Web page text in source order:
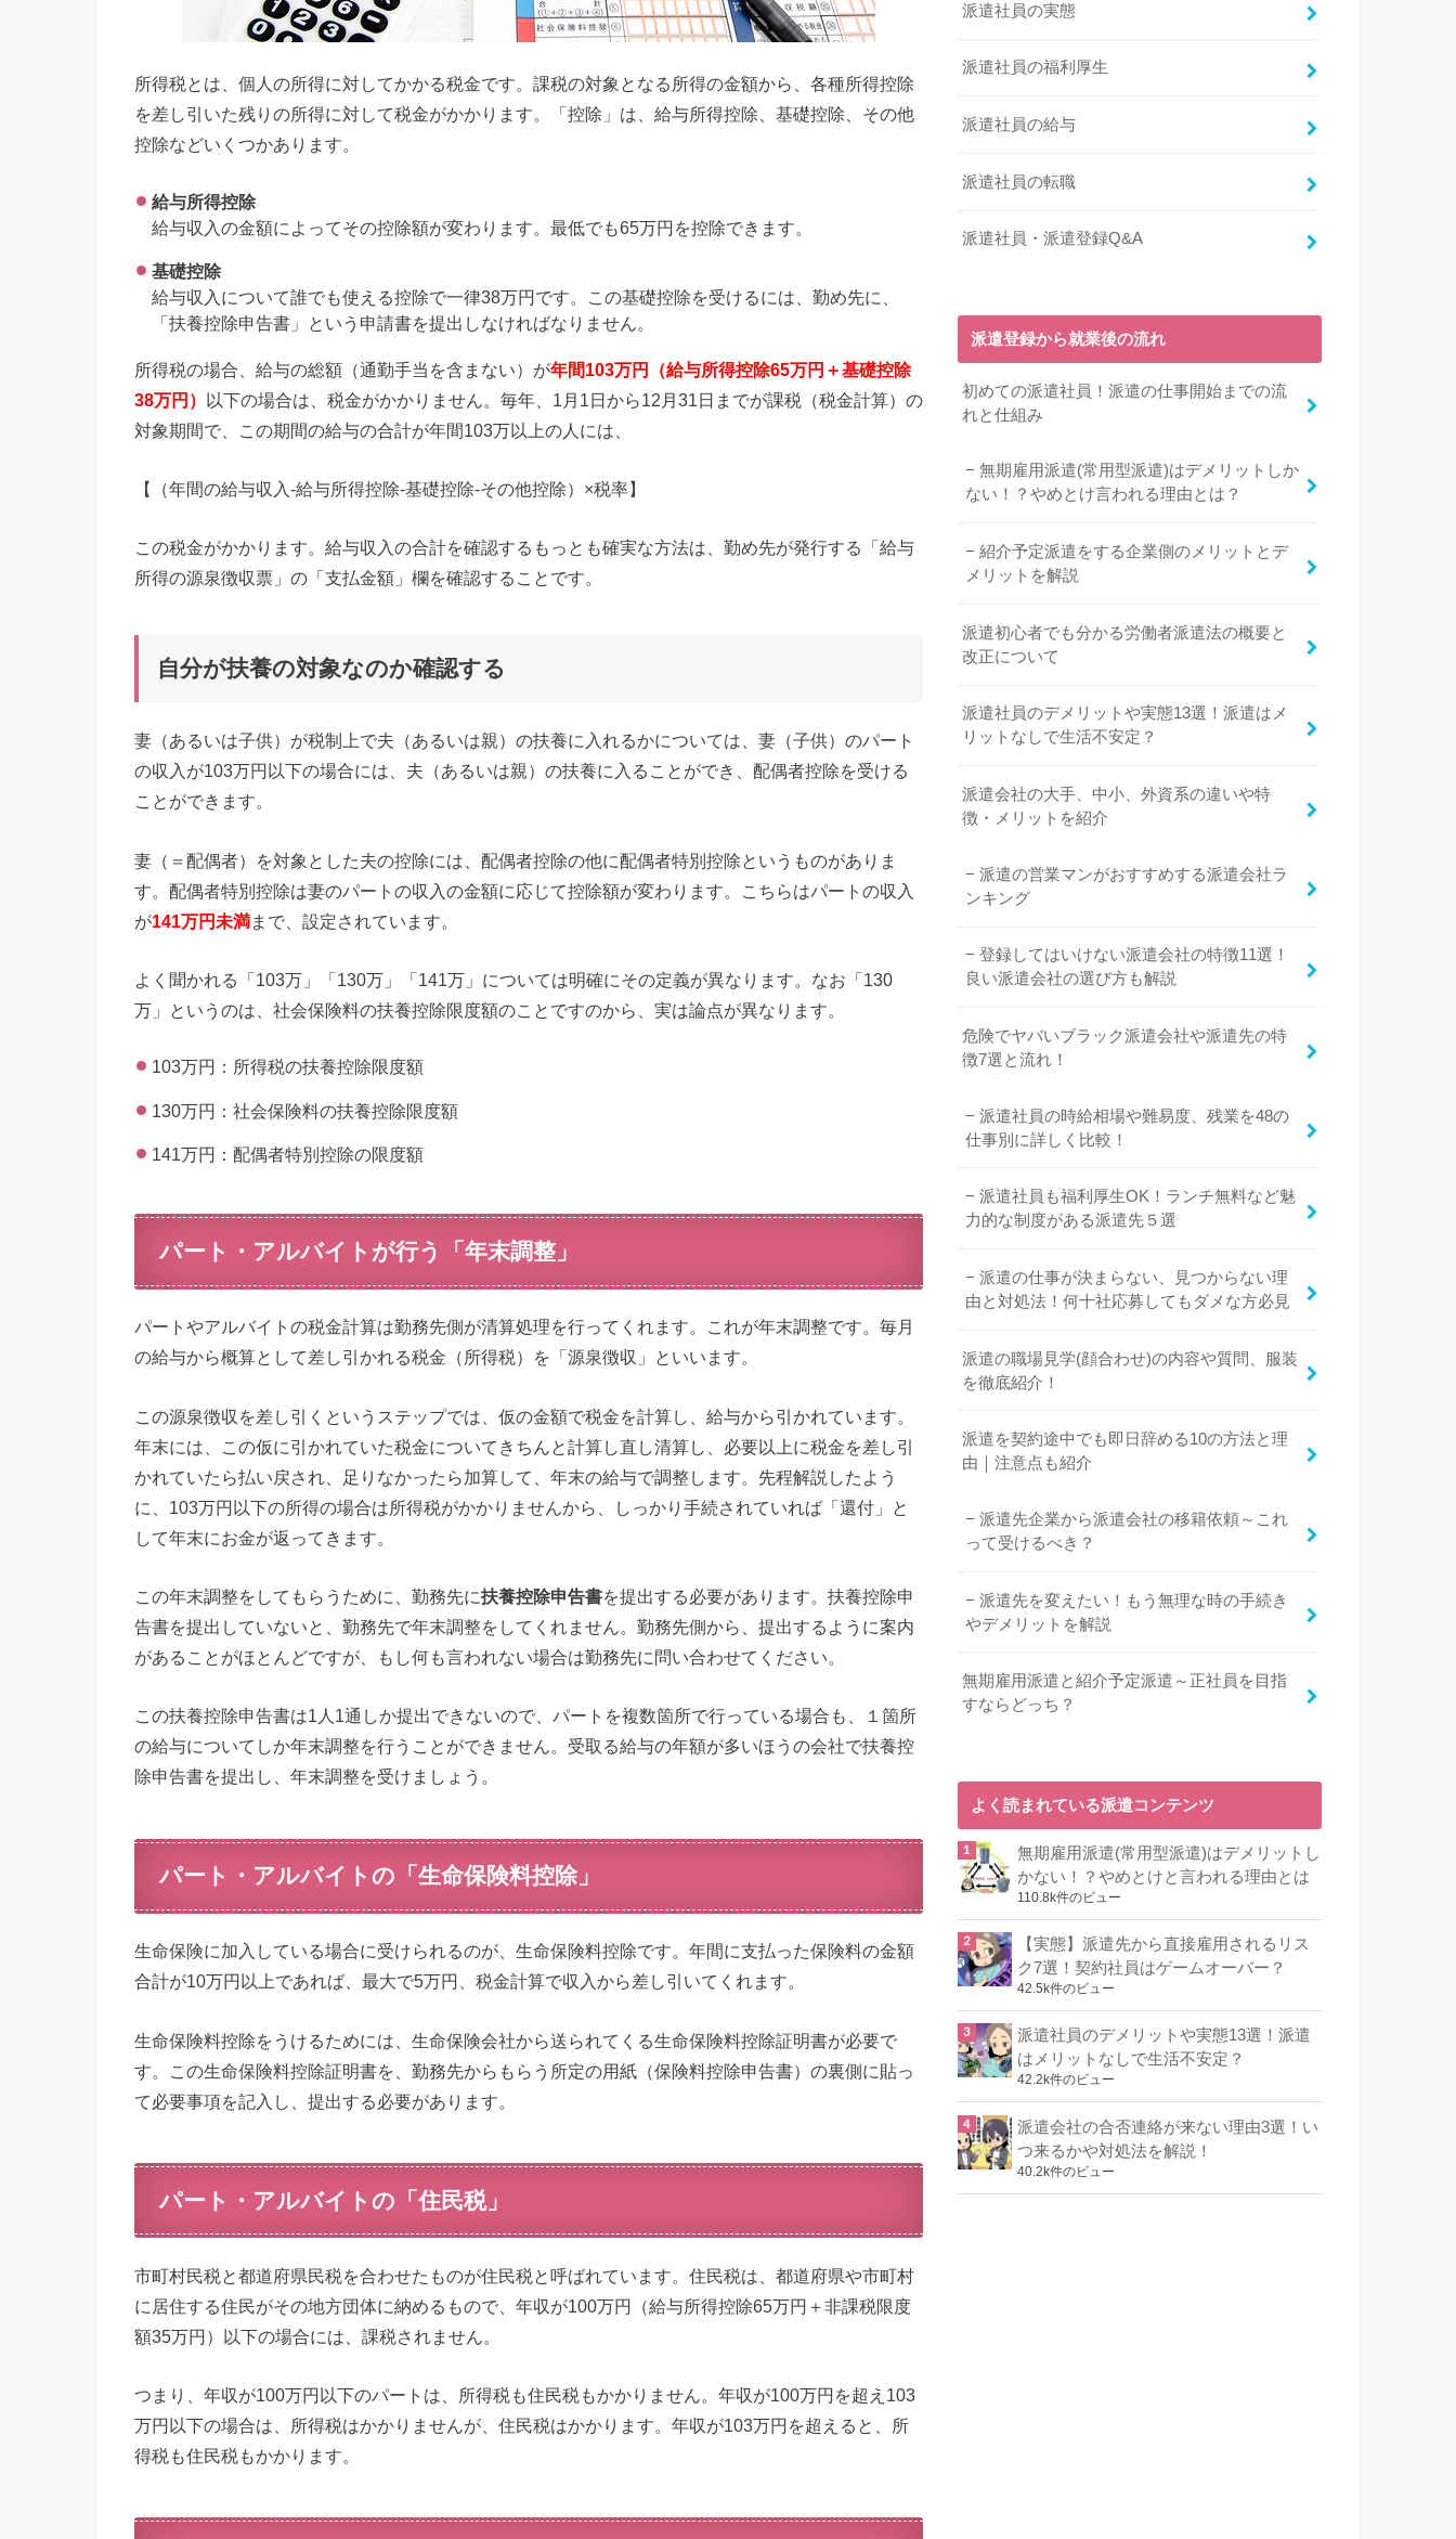
所得税とは、個人の所得に対してかかる税金です。課税の対象となる所得の金額から、各種所得控除
を差し引いた残りの所得に対して税金がかかります。「控除」は、給与所得控除、基礎控除、その他
控除などいくつかあります。
給与所得控除
給与収入の金額によってその控除額が変わります。最低でも65万円を控除できます。
基礎控除
給与収入について誰でも使える控除で一律38万円です。この基礎控除を受けるには、勤め先に、
「扶養控除申告書」という申請書を提出しなければなりません。
所得税の場合、給与の総額（通勤手当を含まない）が年間103万円（給与所得控除65万円＋基礎控除
38万円） 以下の場合は、税金がかかりません。毎年、1月1日から12月31日までが課税（税金計算）の
対象期間で、この期間の給与の合計が年間103万以上の人には、
【（年間の給与収入-給与所得控除-基礎控除-その他控除）×税率】
この税金がかかります。給与収入の合計を確認するもっとも確実な方法は、勤め先が発行する「給与
所得の源泉徴収票」の「支払金額」欄を確認することです。
自分が扶養の対象なのか確認する
妻（あるいは子供）が税制上で夫（あるいは親）の扶養に入れるかについては、妻（子供）のパート
の収入が103万円以下の場合には、夫（あるいは親）の扶養に入ることができ、配偶者控除を受ける
ことができます。
妻（＝配偶者）を対象とした夫の控除には、配偶者控除の他に配偶者特別控除というものがありま
す。配偶者特別控除は妻のパートの収入の金額に応じて控除額が変わります。こちらはパートの収入
が141万円未満まで、設定されています。
よく聞かれる「103万」「130万」「141万」については明確にその定義が異なります。なお「130
万」というのは、社会保険料の扶養控除限度額のことですのから、実は論点が異なります。
103万円：所得税の扶養控除限度額
130万円：社会保険料の扶養控除限度額
141万円：配偶者特別控除の限度額
パート・アルバイトが行う「年末調整」
パートやアルバイトの税金計算は勤務先側が清算処理を行ってくれます。これが年末調整です。毎月
の給与から概算として差し引かれる税金（所得税）を「源泉徴収」といいます。
この源泉徴収を差し引くというステップでは、仮の金額で税金を計算し、給与から引かれています。
年末には、この仮に引かれていた税金についてきちんと計算し直し清算し、必要以上に税金を差し引
かれていたら払い戻され、足りなかったら加算して、年末の給与で調整します。先程解説したよう
に、103万円以下の所得の場合は所得税がかかりませんから、しっかり手続されていれば「還付」と
して年末にお金が返ってきます。
この年末調整をしてもらうために、勤務先に扶養控除申告書を提出する必要があります。扶養控除申
告書を提出していないと、勤務先で年末調整をしてくれません。勤務先側から、提出するように案内
があることがほとんどですが、もし何も言われない場合は勤務先に問い合わせてください。
この扶養控除申告書は1人1通しか提出できないので、パートを複数箇所で行っている場合も、１箇所
の給与についてしか年末調整を行うことができません。受取る給与の年額が多いほうの会社で扶養控
除申告書を提出し、年末調整を受けましょう。
パート・アルバイトの「生命保険料控除」
生命保険に加入している場合に受けられるのが、生命保険料控除です。年間に支払った保険料の金額
合計が10万円以上であれば、最大で5万円、税金計算で収入から差し引いてくれます。
生命保険料控除をうけるためには、生命保険会社から送られてくる生命保険料控除証明書が必要で
す。この生命保険料控除証明書を、勤務先からもらう所定の用紙（保険料控除申告書）の裏側に貼っ
て必要事項を記入し、提出する必要があります。
パート・アルバイトの「住民税」
市町村民税と都道府県民税を合わせたものが住民税と呼ばれています。住民税は、都道府県や市町村
に居住する住民がその地方団体に納めるもので、年収が100万円（給与所得控除65万円＋非課税限度
額35万円）以下の場合には、課税されません。
つまり、年収が100万円以下のパートは、所得税も住民税もかかりません。年収が100万円を超え103
万円以下の場合は、所得税はかかりませんが、住民税はかかります。年収が103万円を超えると、所
得税も住民税もかかります。
派遣社員の実態
派遣社員の福利厚生
派遣社員の給与
派遣社員の転職
派遣社員・派遣登録Q&A
派遣登録から就業後の流れ
初めての派遣社員！派遣の仕事開始までの流
れと仕組み
無期雇用派遣(常用型派遣)はデメリットしか
ない！？やめとけ言われる理由とは？
紹介予定派遣をする企業側のメリットとデ
メリットを解説
派遣初心者でも分かる労働者派遣法の概要と
改正について
派遣社員のデメリットや実態13選！派遣はメ
リットなしで生活不安定？
派遣会社の大手、中小、外資系の違いや特
徴・メリットを紹介
派遣の営業マンがおすすめする派遣会社ラ
ンキング
登録してはいけない派遣会社の特徴11選！
良い派遣会社の選び方も解説
危険でヤバいブラック派遣会社や派遣先の特
徴7選と流れ！
派遣社員の時給相場や難易度、残業を48の
仕事別に詳しく比較！
派遣社員も福利厚生OK！ランチ無料など魅
力的な制度がある派遣先５選
派遣の仕事が決まらない、見つからない理
由と対処法！何十社応募してもダメな方必見
派遣の職場見学(顔合わせ)の内容や質問、服装
を徹底紹介！
派遣を契約途中でも即日辞める10の方法と理
由｜注意点も紹介
派遣先企業から派遣会社の移籍依頼～これ
って受けるべき？
派遣先を変えたい！もう無理な時の手続き
やデメリットを解説
無期雇用派遣と紹介予定派遣～正社員を目指
すならどっち？
よく読まれている派遣コンテンツ
無期雇用派遣(常用型派遣)はデメリットし
かない！？やめとけと言われる理由とは
110.8k件のビュー
【実態】派遣先から直接雇用されるリス
ク7選！契約社員はゲームオーバー？
42.5k件のビュー
派遣社員のデメリットや実態13選！派遣
はメリットなしで生活不安定？
42.2k件のビュー
派遣会社の合否連絡が来ない理由3選！い
つ来るかや対処法を解説！
40.2k件のビュー